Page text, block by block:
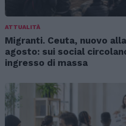
ATTUALITÀ
Migranti. Ceuta, nuovo
agosto: sui social
ingresso di massa